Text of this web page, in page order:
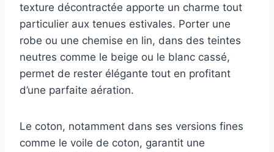
texture décontractée apporte un charme tout
particulier aux tenues estivales. Porter une
robe ou une chemise en lin, dans des teintes
neutres comme le beige ou le blanc cassé,
permet de rester élégante tout en profitant
d’une parfaite aération.
Le coton, notamment dans ses versions fines
comme le voile de coton, garantit une